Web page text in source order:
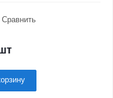
Сравнить